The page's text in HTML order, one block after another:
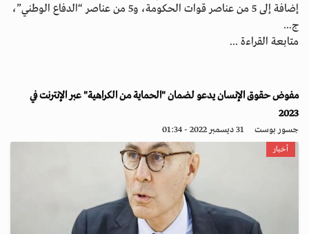
إضافة إلى 5 من عناصر قوات الحكومة، و5 من عناصر “الدفاع الوطني”،
ج...
متابعة القراءة ...
مفوض حقوق الإنسان يدعو لضمان "الحماية من الكراهية" عبر الإنترنت في
2023
جسور بوست 31 ديسمبر 2022 - 01:34
أخبار